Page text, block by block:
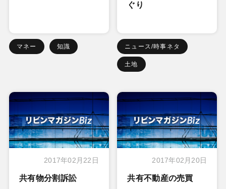
マネー 知識
ぐり
ニュース/時事ネタ
土地
2017年02月22日
共有物分割訴訟
2017年02月20日
共有不動産の売買